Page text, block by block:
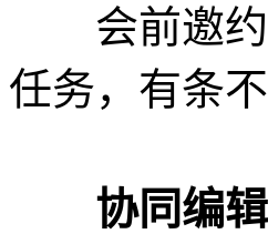
会前邀约
任务，有条不
协同编辑